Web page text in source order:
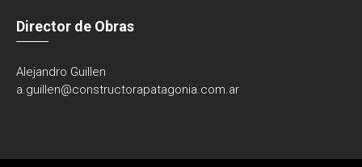
Director de Obras
Alejandro Guillen
a.guillen@constructorapatagonia.com.ar